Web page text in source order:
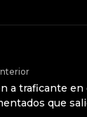
a traficante en
que